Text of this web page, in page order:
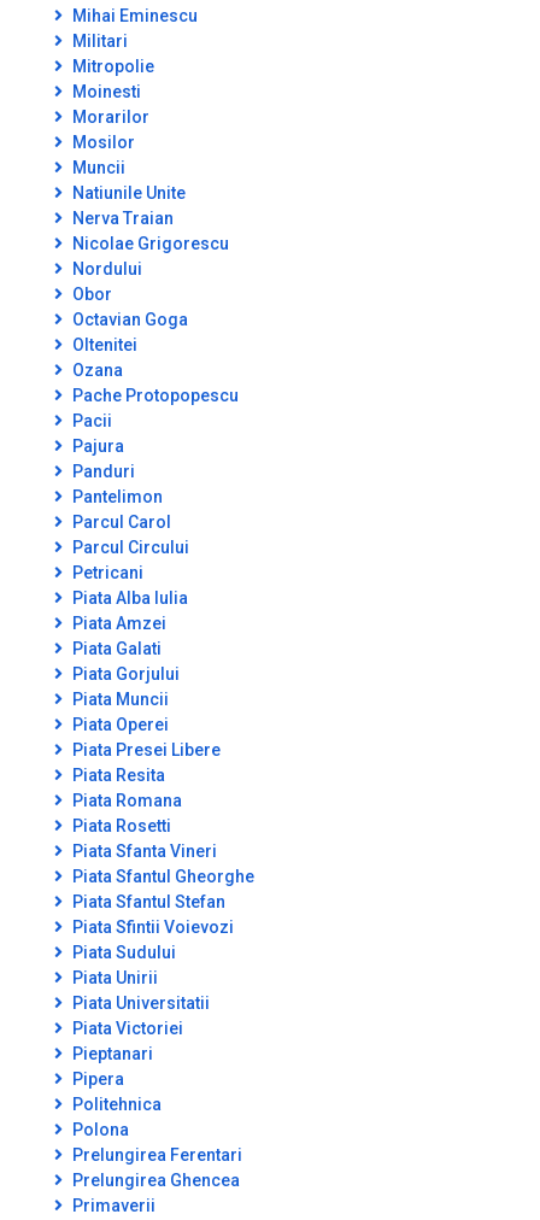
Mihai Eminescu
Militari
Mitropolie
Moinesti
Morarilor
Mosilor
Muncii
Natiunile Unite
Nerva Traian
Nicolae Grigorescu
Nordului
Obor
Octavian Goga
Oltenitei
Ozana
Pache Protopopescu
Pacii
Pajura
Panduri
Pantelimon
Parcul Carol
Parcul Circului
Petricani
Piata Alba Iulia
Piata Amzei
Piata Galati
Piata Gorjului
Piata Muncii
Piata Operei
Piata Presei Libere
Piata Resita
Piata Romana
Piata Rosetti
Piata Sfanta Vineri
Piata Sfantul Gheorghe
Piata Sfantul Stefan
Piata Sfintii Voievozi
Piata Sudului
Piata Unirii
Piata Universitatii
Piata Victoriei
Pieptanari
Pipera
Politehnica
Polona
Prelungirea Ferentari
Prelungirea Ghencea
Primaverii